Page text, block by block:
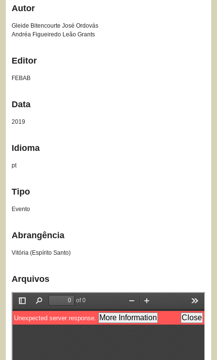
Autor
Gleide Bitencourte José Ordovás
Andréa Figueiredo Leão Grants
Editor
FEBAB
Data
2019
Idioma
pt
Tipo
Evento
Abrangência
Vitória (Espírito Santo)
Arquivos